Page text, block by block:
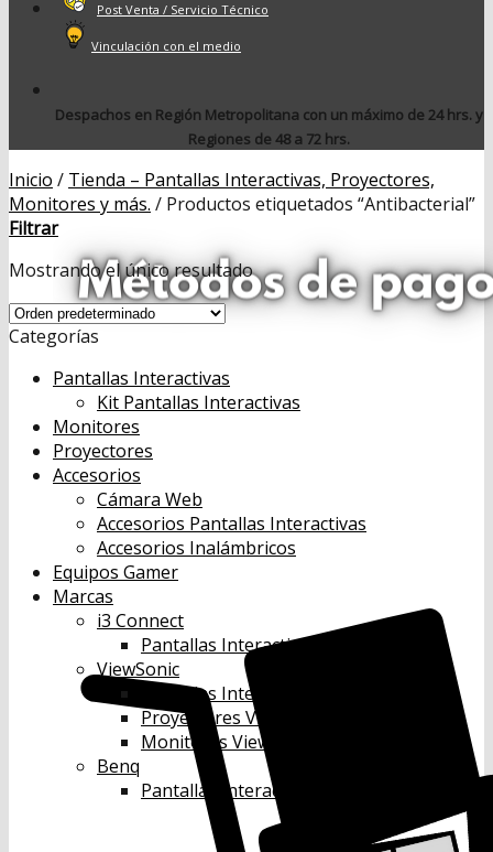
Post Venta / Servicio Técnico
Vinculación con el medio
Despachos en Región Metropolitana con un máximo de 24 hrs. y
Regiones de 48 a 72 hrs.
Inicio / Tienda – Pantallas Interactivas, Proyectores,
Monitores y más. / Productos etiquetados “Antibacterial”
Filtrar
Mostrando el único resultado
Categorías
Pantallas Interactivas
Kit Pantallas Interactivas
Monitores
Proyectores
Accesorios
Cámara Web
Accesorios Pantallas Interactivas
Accesorios Inalámbricos
Equipos Gamer
Marcas
i3 Connect
Pantallas Interactivas i3 Connect
ViewSonic
Pantallas Interactivas Viewsonic
Proyectores Viewsonic
Monitores Viewsonic
Benq
Pantallas Interactivas Benq